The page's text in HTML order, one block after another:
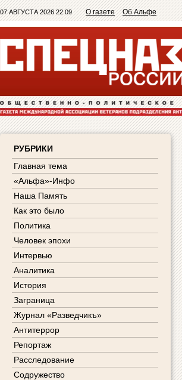
07 АВГУСТА 2026 22:09 О газете Об Альфе
РУБРИКИ
Главная тема
«Альфа»-Инфо
Наша Память
Как это было
Политика
Человек эпохи
Интервью
Аналитика
История
Заграница
Журнал «Разведчикъ»
Антитеррор
Репортаж
Расследование
Содружество